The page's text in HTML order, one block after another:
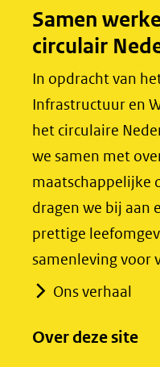
o
k
(opent
nieuw
naar
een
andere
website)
I
n
naar
een
Samen
circulair
In opdracht van
Infrastructuur en
het circulaire
we samen met
maatschappelijke
dragen we bij aan
prettige
samenleving voor
Ons verhaal
Over deze site